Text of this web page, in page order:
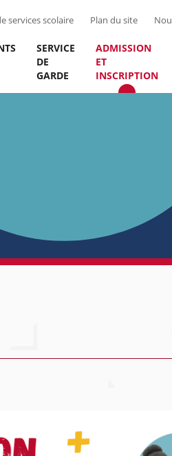
services scolaire Plan du site
SERVICE
DE
GARDE
ADMISSION
ET
INSCRIPTION